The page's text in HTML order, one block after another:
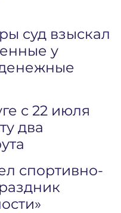
суд взыскал
у
с 22 июля
два
спортивно-